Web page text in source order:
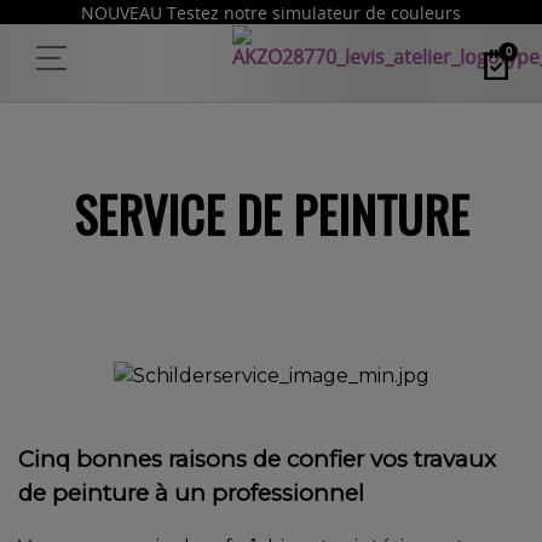
NOUVEAU Testez notre simulateur de couleurs
0
SERVICE DE PEINTURE
Cinq bonnes raisons de confier vos travaux
de peinture à un professionnel